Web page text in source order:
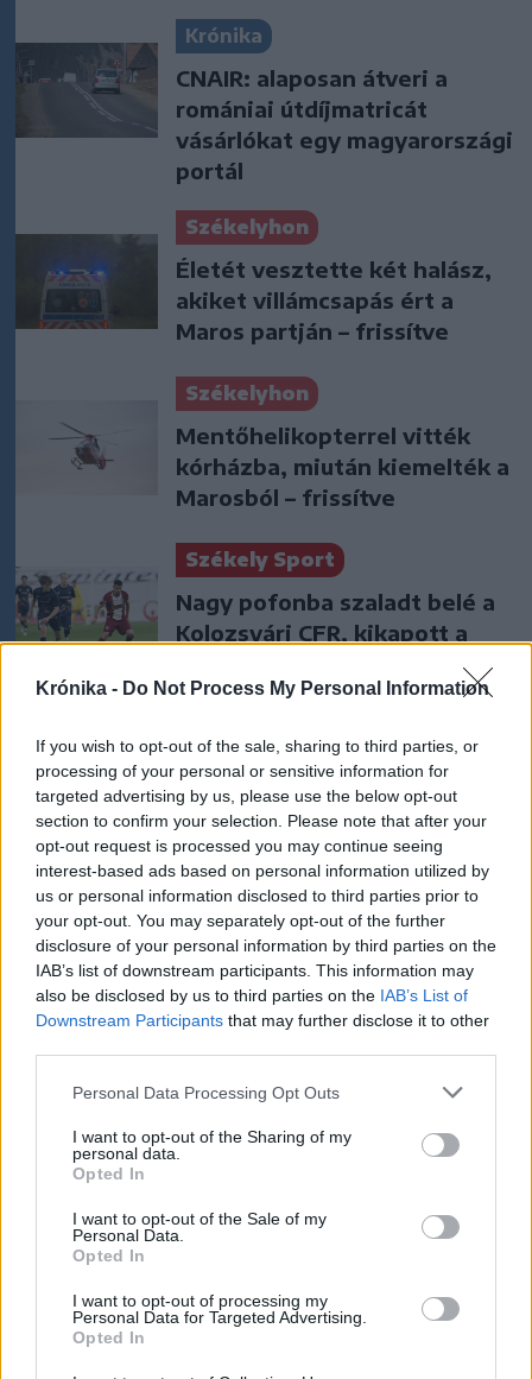
Krónika - Do Not Process My Personal Information
If you wish to opt-out of the sale, sharing to third parties, or
processing of your personal or sensitive information for
targeted advertising by us, please use the below opt-out
section to confirm your selection. Please note that after your
opt-out request is processed you may continue seeing
interest-based ads based on personal information utilized by
us or personal information disclosed to third parties prior to
your opt-out. You may separately opt-out of the further
disclosure of your personal information by third parties on the
IAB’s list of downstream participants. This information may
also be disclosed by us to third parties on the IAB’s List of
Downstream Participants that may further disclose it to other
Personal Data Processing Opt Outs
I want to opt-out of the Sharing of my
personal data.
Opted In
I want to opt-out of the Sale of my
Personal Data.
Opted In
I want to opt-out of processing my
Personal Data for Targeted Advertising.
Opted In
Krónika
CNAIR: alaposan átveri a
romániai útdíjmatricát
vásárlókat egy magyarországi
portál
Székelyhon
Életét vesztette két halász,
akiket villámcsapás ért a
Maros partján – frissítve
Székelyhon
Mentőhelikopterrel vitték
kórházba, miután kiemelték a
Marosból – frissítve
Székely Sport
Nagy pofonba szaladt belé a
Kolozsvári CFR, kikapott a
Sándor Ella: Na, indíts, s
menjünk!
A rovat további cikkei